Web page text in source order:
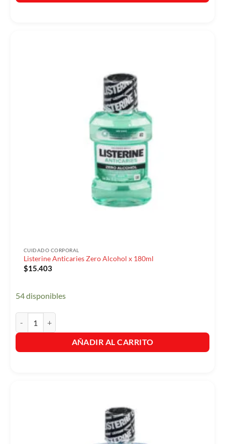
CUIDADO CORPORAL
Listerine Anticaries Zero Alcohol x 180ml
$15.403
54 disponibles
AÑADIR AL CARRITO